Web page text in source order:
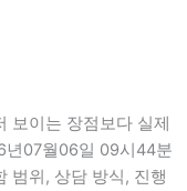
보이는 장점보다 실제
년07월06일 09시44분
범위, 상담 방식, 진행